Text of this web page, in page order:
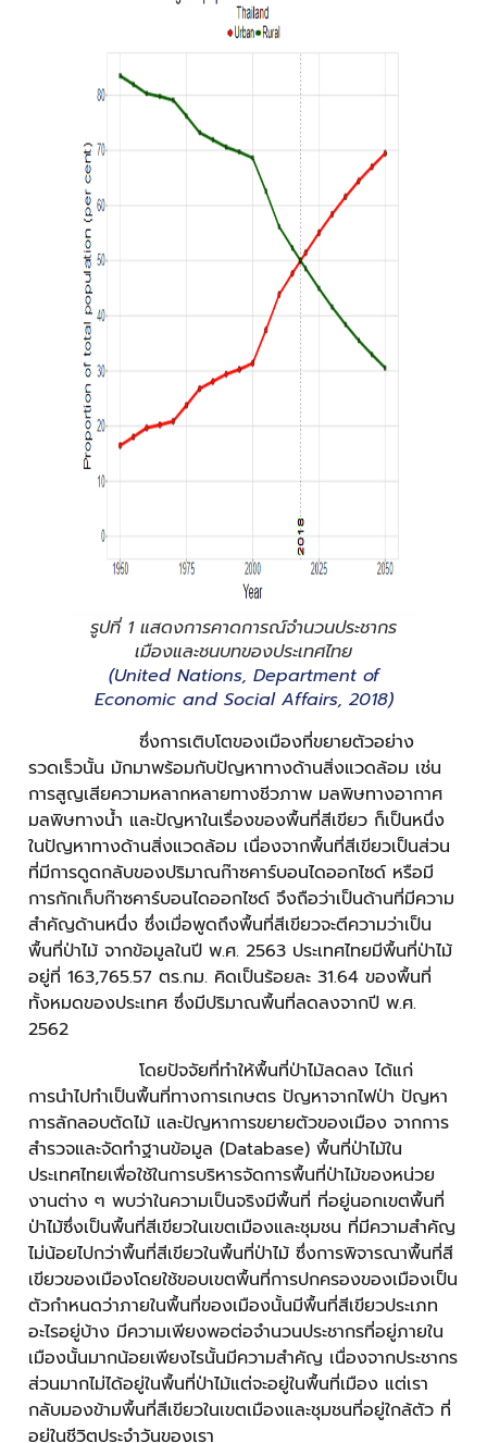
รูปที่ 1 แสดงการคาดการณ์จำนวนประชากร
เมืองและชนบทของประเทศไทย
(United Nations, Department of
Economic and Social Affairs, 2018)
ซึ่งการเติบโตของเมืองที่ขยายตัวอย่าง
รวดเร็วนั้น มักมาพร้อมกับปัญหาทางด้านสิ่งแวดล้อม เช่น
การสูญเสียความหลากหลายทางชีวภาพ มลพิษทางอากาศ
มลพิษทางน้ำ และปัญหาในเรื่องของพื้นที่สีเขียว ก็เป็นหนึ่ง
ในปัญหาทางด้านสิ่งแวดล้อม เนื่องจากพื้นที่สีเขียวเป็นส่วน
ที่มีการดูดกลับของปริมาณก๊าซคาร์บอนไดออกไซด์ หรือมี
การกักเก็บก๊าซคาร์บอนไดออกไซด์ จึงถือว่าเป็นด้านที่มีความ
สำคัญด้านหนึ่ง ซึ่งเมื่อพูดถึงพื้นที่สีเขียวจะตีความว่าเป็น
พื้นที่ป่าไม้ จากข้อมูลในปี พ.ศ. 2563 ประเทศไทยมีพื้นที่ป่าไม้
อยู่ที่ 163,765.57 ตร.กม. คิดเป็นร้อยละ 31.64 ของพื้นที่
ทั้งหมดของประเทศ ซึ่งมีปริมาณพื้นที่ลดลงจากปี พ.ศ.
2562
โดยปัจจัยที่ทำให้พื้นที่ป่าไม้ลดลง ได้แก่
การนำไปทำเป็นพื้นที่ทางการเกษตร ปัญหาจากไฟป่า ปัญหา
การลักลอบตัดไม้ และปัญหาการขยายตัวของเมือง จากการ
สำรวจและจัดทำฐานข้อมูล (Database) พื้นที่ป่าไม้ใน
ประเทศไทยเพื่อใช้ในการบริหารจัดการพื้นที่ป่าไม้ของหน่วย
งานต่าง ๆ พบว่าในความเป็นจริงมีพื้นที่ ที่อยู่นอกเขตพื้นที่
ป่าไม้ซึ่งเป็นพื้นที่สีเขียวในเขตเมืองและชุมชน ที่มีความสำคัญ
ไม่น้อยไปกว่าพื้นที่สีเขียวในพื้นที่ป่าไม้ ซึ่งการพิจารณาพื้นที่สี
เขียวของเมืองโดยใช้ขอบเขตพื้นที่การปกครองของเมืองเป็น
ตัวกำหนดว่าภายในพื้นที่ของเมืองนั้นมีพื้นที่สีเขียวประเภท
อะไรอยู่บ้าง มีความเพียงพอต่อจำนวนประชากรที่อยู่ภายใน
เมืองนั้นมากน้อยเพียงไรนั้นมีความสำคัญ เนื่องจากประชากร
ส่วนมากไม่ได้อยู่ในพื้นที่ป่าไม้แต่จะอยู่ในพื้นที่เมือง แต่เรา
กลับมองข้ามพื้นที่สีเขียวในเขตเมืองและชุมชนที่อยู่ใกล้ตัว ที่
อยู่ในชีวิตประจำวันของเรา